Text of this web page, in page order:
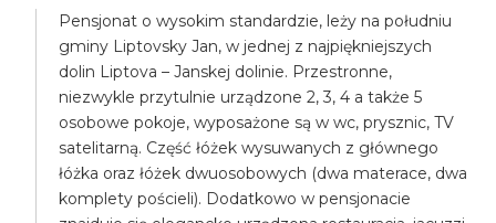
Pensjonat o wysokim standardzie, leży na południu
gminy Liptovsky Jan, w jednej z najpiękniejszych
dolin Liptova – Janskej dolinie. Przestronne,
niezwykle przytulnie urządzone 2, 3, 4 a także 5
osobowe pokoje, wyposażone są w wc, prysznic, TV
satelitarną. Część łóżek wysuwanych z głównego
łóżka oraz łóżek dwuosobowych (dwa materace, dwa
komplety pościeli). Dodatkowo w pensjonacie